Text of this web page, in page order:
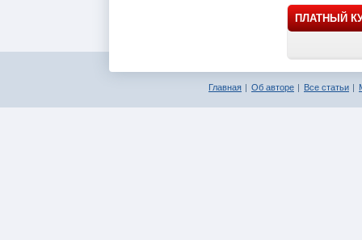
ПЛАТНЫЙ
Главная Об авторе Все статьи